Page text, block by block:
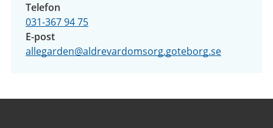
Telefon
031-367 94 75
E-post
allegarden@aldrevardomsorg.goteborg.se